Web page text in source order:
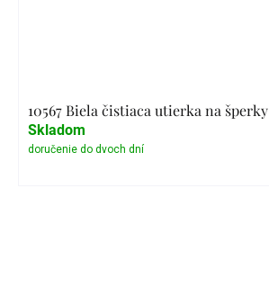
10567 Biela čistiaca utierka na šperky
Skladom